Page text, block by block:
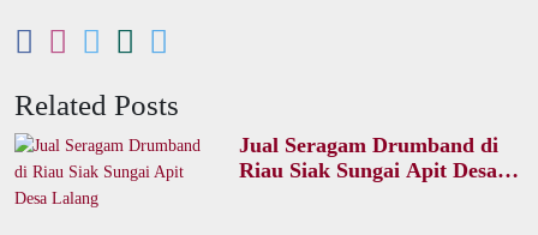
Related Posts
Jual Seragam Drumband di
Riau Siak Sungai Apit Desa